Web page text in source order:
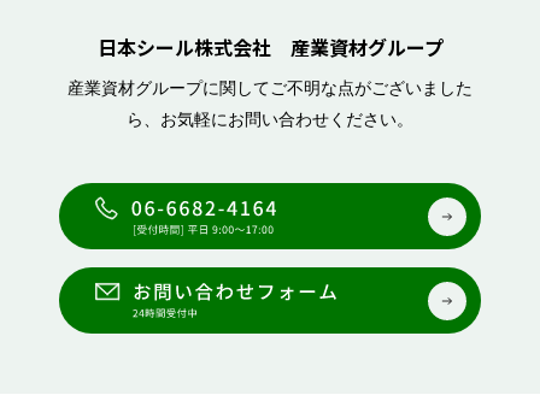
日本シール株式会社 産業資材グループ
産業資材グループに関してご不明な点がございました
ら、お気軽にお問い合わせください。